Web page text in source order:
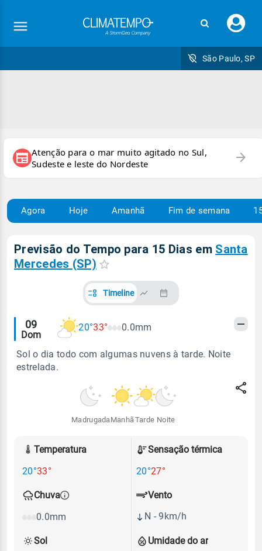
seu
São Paulo, SP
newspaper Atenção para o mar muito agitado no Sul,
Sudeste e leste do Nordeste
arrow_forward
Agora Hoje Amanhã Fim de semana
Previsão do Tempo para 15 Dias em Santa
Mercedes (SP)
Timeline
Alertas
meteorológicos
09
Dom
20°33° 0.0mm
Sol o dia todo com algumas nuvens à tarde. Noite
estrelada.
Madrugada Manhã Tarde Noite
Temperatura
20°33°
Sensação térmica
20°27°
Chuva
0.0mm
Umidade do ar
Vento
N - 9km/h
Sol